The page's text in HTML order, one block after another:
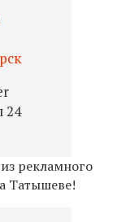
24
рекламного
Татышеве!